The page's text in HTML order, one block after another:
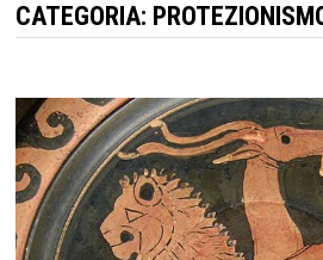
CATEGORIA: